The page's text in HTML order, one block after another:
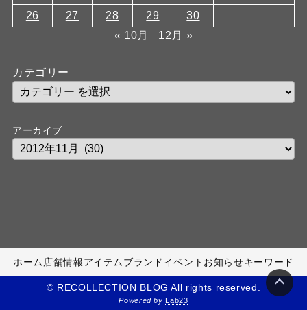
26
27 28 29
30
« 10月
12月 »
カテゴリー
アーカイブ
ホーム 店舗情報アイテムブランド イベント お知らせキーワード
© RECOLLECTION BLOG All rights reserved.
Powered byLab23